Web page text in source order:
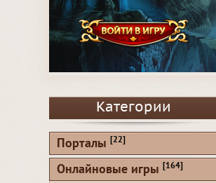
Категории
Порталы [22]
Онлайновые игры [164]